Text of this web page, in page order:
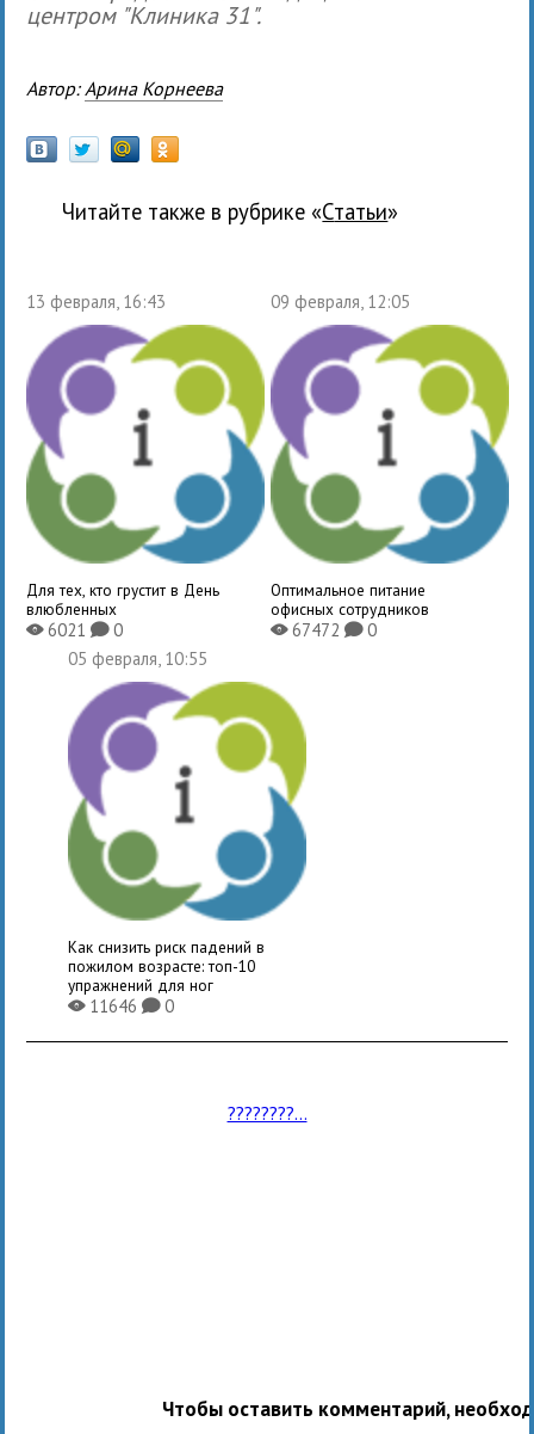
центром "Клиника 31".
Автор: Арина Корнеева
Читайте также в рубрике « Статьи»
13 февраля, 16:43
Для тех, кто грустит в День
влюбленных
X6021K0
09 февраля, 12:05
Оптимальное питание
офисных сотрудников
X67472 K0
05 февраля, 10:55
Как снизить риск падений в
пожилом возрасте: топ-10
упражнений для ног
X11646K0
????????...
Чтобы оставить комментарий,